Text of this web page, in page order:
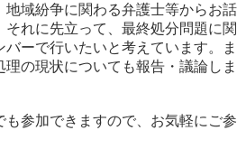
地域紛争に関わる弁護士等からお話
それに先立って、最終処分問題に関
ーで行いたいと考えています。ま
の現状についても報告・議論しま
参加できますので、お気軽にご参